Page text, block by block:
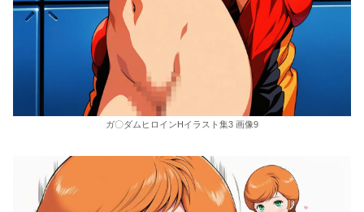
ガ〇ダムヒロインHイラスト集3 画像9